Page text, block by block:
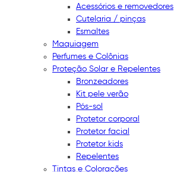
Acessórios e removedores
Cutelaria / pinças
Esmaltes
Maquiagem
Perfumes e Colônias
Proteção Solar e Repelentes
Bronzeadores
Kit pele verão
Pós-sol
Protetor corporal
Protetor facial
Protetor kids
Repelentes
Tintas e Colorações